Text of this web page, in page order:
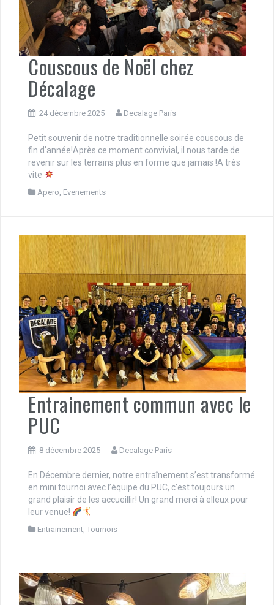
Couscous de Noël chez
Décalage
24 décembre 2025 Decalage Paris
Petit souvenir de notre traditionnelle soirée couscous de
fin d’année!Après ce moment convivial, il nous tarde de
revenir sur les terrains plus en forme que jamais !A très
vite
Apero, Evenements
Entrainement commun avec le
PUC
8 décembre 2025 Decalage Paris
En Décembre dernier, notre entraînement s’est transformé
en mini tournoi avec l’équipe du PUC, c’est toujours un
grand plaisir de les accueillir! Un grand merci à elleux pour
leur venue!
Entrainement Tournois